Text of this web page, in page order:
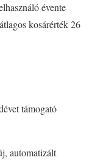
évente
kosárérték 26
támogató
automatizált